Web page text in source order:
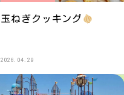
玉ねぎクッキング
2026.04.29